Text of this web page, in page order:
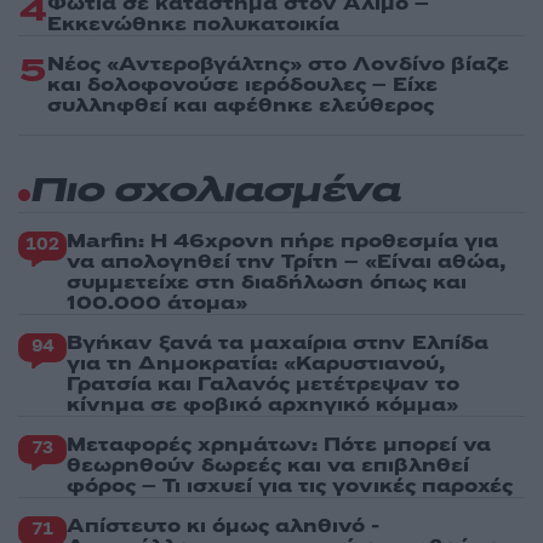
4Εκκενώθηκε πολυκατοικία
5Νέος «Αντεροβγάλτης» στο Λονδίνο βίαζε
και δολοφονούσε ιερόδουλες – Είχε
συλληφθεί και αφέθηκε ελεύθερος
Πιο σχολιασμένα
102 Marfin: Η 46χρονη πήρε προθεσμία για
να απολογηθεί την Τρίτη – «Είναι αθώα,
συμμετείχε στη διαδήλωση όπως και
100.000 άτομα»
94 Βγήκαν ξανά τα μαχαίρια στην Ελπίδα
για τη Δημοκρατία: «Καρυστιανού,
Γρατσία και Γαλανός μετέτρεψαν το
κίνημα σε φοβικό αρχηγικό κόμμα»
73 Μεταφορές χρημάτων: Πότε μπορεί να
θεωρηθούν δωρεές και να επιβληθεί
φόρος – Τι ισχυεί για τις γονικές παροχές
71 Απίστευτο κι όμως αληθινό -